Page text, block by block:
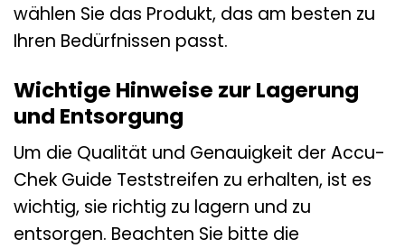
wählen Sie das Produkt, das am besten zu
Ihren Bedürfnissen passt.
Wichtige Hinweise zur Lagerung
und Entsorgung
Um die Qualität und Genauigkeit der Accu-
Chek Guide Teststreifen zu erhalten, ist es
wichtig, sie richtig zu lagern und zu
entsorgen. Beachten Sie bitte die